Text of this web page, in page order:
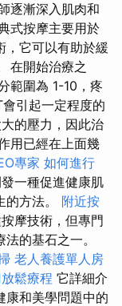
逐漸深入肌肉和
式按摩主要用於
，它可以有助於緩
在開始治療之
範圍為 1-10，疼
引起一定程度的
的壓力，因此治
用已經在上面幾
專家 如何進行
一種促進健康肌
方法。 附近按
摩技術，但專門
的基石之一。
老人養護單人房
鬆療程 它詳細介
康和美學問題中的